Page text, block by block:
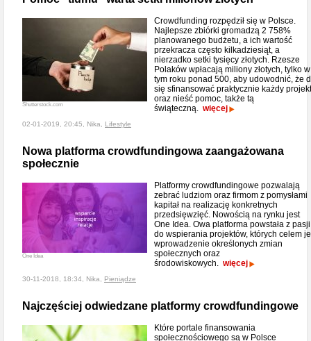
Shutterstock.com
Crowdfunding rozpędził się w Polsce.
Najlepsze zbiórki gromadzą 2 758%
planowanego budżetu, a ich wartość
przekracza często kilkadziesiąt, a
nierzadko setki tysięcy złotych. Rzesze
Polaków wpłacają miliony złotych, tylko w
tym roku ponad 500, aby udowodnić, że
się sfinansować praktycznie każdy projekt
oraz nieść pomoc, także tą
świąteczną. więcej
02-01-2019, 20:45, Nika, Lifestyle
Nowa platforma crowdfundingowa zaangażowana
społecznie
One Idea
Platformy crowdfundingowe pozwalają
zebrać ludziom oraz firmom z pomysłami
kapitał na realizację konkretnych
przedsięwzięć. Nowością na rynku jest
One Idea. Owa platforma powstała z pasji
do wspierania projektów, których celem
wprowadzenie określonych zmian
społecznych oraz
środowiskowych. więcej
30-11-2018, 18:34, Nika, Pieniądze
Najczęściej odwiedzane platformy crowdfundingowe
Które portale finansowania
społecznościowego są w Polsce